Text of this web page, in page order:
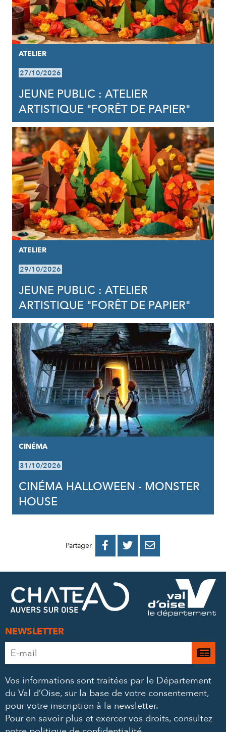
ATELIER
27/10/2026
JEUNE PUBLIC : ATELIER
ARTISTIQUE "FORÊT DE PAPIER"
ATELIER
29/10/2026
JEUNE PUBLIC : ATELIER
ARTISTIQUE "FORÊT DE PAPIER"
CINÉMA
31/10/2026
CINÉMA HALLOWEEN - MONSTER
HOUSE
Partager 
PARTAGER
FACEBOOK
PARTAGER
PARTAGER
MAIL
NEWSLETTER
Adresse
e-
*
Je
à
Vos informations sont traitées par le Département
du Val d’Oise, sur la base de votre consentement,
pour votre inscription à la newsletter.
Pour en savoir plus et exercer vos droits, consultez